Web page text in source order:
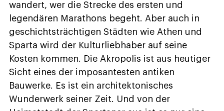
wandert, wer die Strecke des ersten und
legendären Marathons begeht. Aber auch in
geschichtsträchtigen Städten wie Athen und
Sparta wird der Kulturliebhaber auf seine
Kosten kommen. Die Akropolis ist aus heutiger
Sicht eines der imposantesten antiken
Bauwerke. Es ist ein architektonisches
Wunderwerk seiner Zeit. Und von der